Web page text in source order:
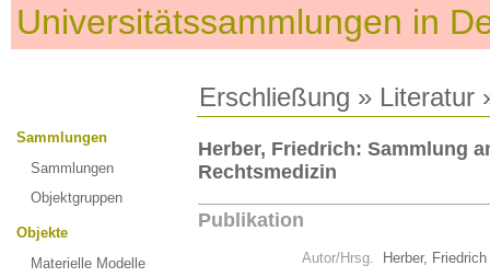
Universitätssammlungen in
Erschließung » Literatur
Sammlungen
Sammlungen
Objektgruppen
Objekte
Materielle Modelle
Herber, Friedrich: Sammlung
Rechtsmedizin
Publikation
Autor/Hrsg.
Herber, Friedrich